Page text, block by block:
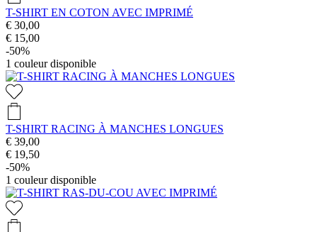
T-SHIRT EN COTON AVEC IMPRIMÉ
€ 30,00
€ 15,00
-50%
1 couleur disponible
T-SHIRT RACING À MANCHES LONGUES
€ 39,00
€ 19,50
-50%
1 couleur disponible